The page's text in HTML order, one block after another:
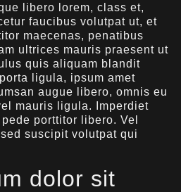
libero lorem, class et,
faucibus volutpat ut, et
maecenas, penatibus
ultrices mauris praesent ut
quis aliquam blandit
ligula, ipsum amet
augue libero, omnis eu
mauris ligula. Imperdiet
porttitor libero. Vel
suscipit volutpat qui
dolor sit